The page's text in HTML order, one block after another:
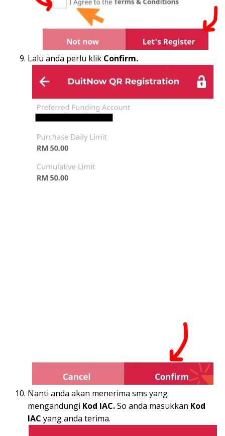
Lalu anda perlu klik Confirm.
Nanti anda akan menerima sms yang
mengandungi Kod IAC.So anda masukkan Kod
IAC yang anda terima.